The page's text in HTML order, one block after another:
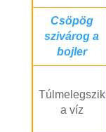
Csöpög
szivárog a
bojler
Túlmelegszik
a víz